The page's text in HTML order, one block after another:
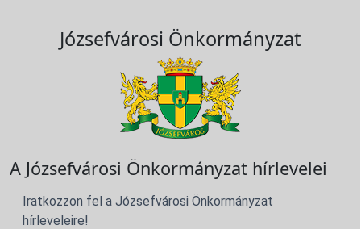
Józsefvárosi Önkormányzat
A Józsefvárosi Önkormányzat hírlevelei
Iratkozzon fel a Józsefvárosi Önkormányzat
hírleveleire!